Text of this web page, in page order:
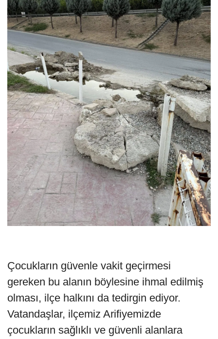
Çocukların güvenle vakit geçirmesi
gereken bu alanın böylesine ihmal edilmiş
olması, ilçe halkını da tedirgin ediyor.
Vatandaşlar, ilçemiz Arifiyemizde
çocukların sağlıklı ve güvenli alanlara